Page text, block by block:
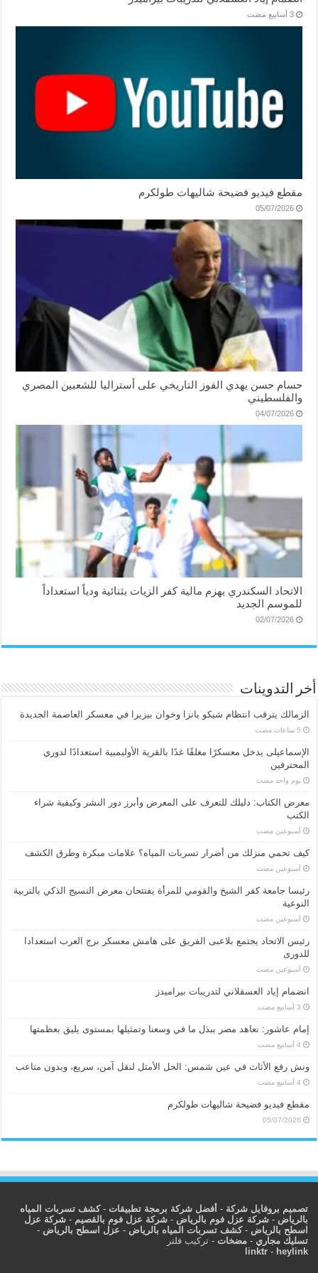
‏3 أسابيع مضت
مقطع فيديو فضيحة شاليهات طولكرم
05/07/2026
حسام حسن يهدي الفوز التاريخي على أستراليا للشعبين المصري
والفلسطيني
04/07/2026
الاتحاد السكندري يهزم مالية كفر الزيات بثنائية ودياً استعداداً
للموسم الجديد
02/07/2026
أخر التدوينات
الزمالك يترقب انتظام شيكو بانزا وخوان بيزيرا في معسكر العاصمة الجديدة
الإسماعیلی یدخل معسكرًا مغلقًا غدًا بالقرية الأوليمبية استعدادًا لدوري
المحترفين
‏يوم واحد مضت
معرض الكتاب: دليلك للتعرف على المعرض وأبرز دور النشر وكيفية شراء
الكتب
‏أسبوعين مضت
كيف تحمي منزلك من أضرار تسربات المياه؟ علامات مبكرة وطرق الكشف
‏أسبوعين مضت
رئيسا جامعة كفر الشيخ والقومي للمرأة يفتتحان معرض النسيج الذكي بالتربية
النوعية
‏أسبوعين مضت
رئيس الاتحاد يجتمع بلاعبى الفريق على هامش معسكر برج العرب استعدادا
للدورى
‏أسبوعين مضت
انضمام إياد العسقلاني لتدريبات بيراميدز
إمام عاشور: نعاهد مصر ببذل ما في وسعنا وتمثيلها بمستوى يليق بعظمتها
ونش رفع الأثاث في عين شمس: الحل الأمثل لنقل آمن، سريع، وبدون متاعب
مقطع فيديو فضيحة شاليهات طولكرم
05/07/2026
تصميم بروفايل شركة - أفضل شركة برمجة تطبيقات -كشف تسربات المياه
بالرياض -شركة عزل فوم بالرياض -شركة عزل فوم بالقصيم -شركة عزل
اسطح بالرياض -كشف تسربات المياه بالرياض - عزل اسطح بالرياض -
تسليك مجاري -مضخات -تركيب فلتر
linktr- heylink